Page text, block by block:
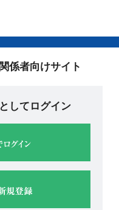
係者向けサイト
してログイン